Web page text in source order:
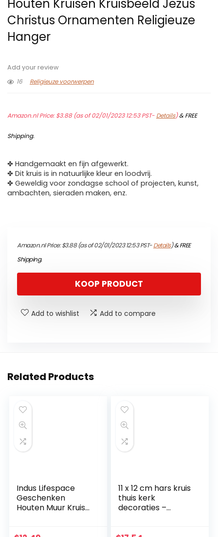
Houten Kruisen Kruisbeeld Jezus
Christus Ornamenten Religieuze
Hanger
Add your review
16
Religieuze voorwerpen
Amazon.nl Price:$3.88(as of 02/01/2023 12:53 PST- Details)&FREE
Shipping.
✤ Handgemaakt en fijn afgewerkt.
✤ Dit kruis is in natuurlijke kleur en loodvrij.
✤ Geweldig voor zondagse school of projecten, kunst,
ambachten, sieraden maken, enz.
Amazon.nl Price:$3.88(as of 02/01/2023 12:53 PST-Details)&FREE
Shipping.
KOOP PRODUCT
Add to wishlist Add to compare
Related Products
Indus Lifespace
Geschenken
Houten Muur Kruis
11 x 12 cm hars kruis
thuis kerk
decoraties –